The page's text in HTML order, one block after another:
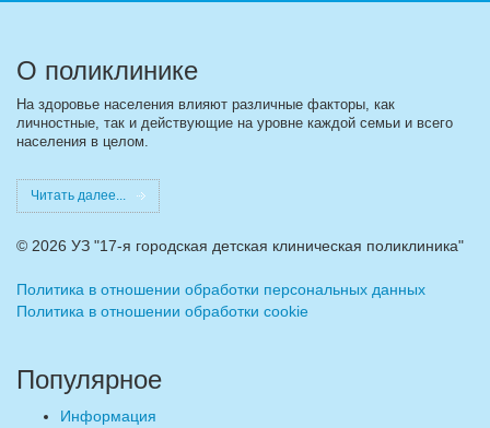
О поликлинике
На здоровье населения влияют различные факторы, как
личностные, так и действующие на уровне каждой семьи и всего
населения в целом.
Читать далее...
© 2026 УЗ "17-я городская детская клиническая поликлиника"
Политика в отношении обработки персональных данных
Политика в отношении обработки cookie
Популярное
Информация